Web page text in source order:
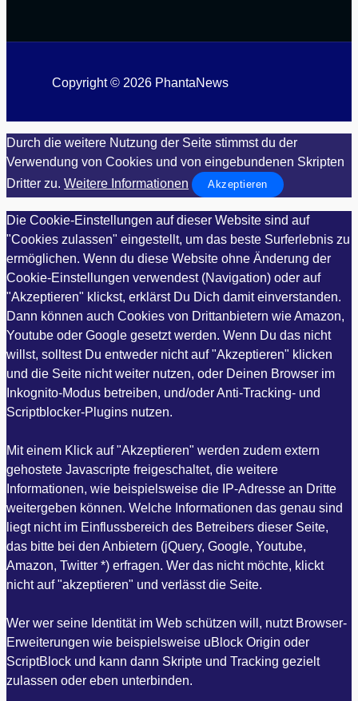
Copyright © 2026 PhantaNews
Durch die weitere Nutzung der Seite stimmst du der
Verwendung von Cookies und von eingebundenen Skripten
Dritter zu. Weitere Informationen Akzeptieren
Die Cookie-Einstellungen auf dieser Website sind auf
"Cookies zulassen" eingestellt, um das beste Surferlebnis zu
ermöglichen. Wenn du diese Website ohne Änderung der
Cookie-Einstellungen verwendest (Navigation) oder auf
"Akzeptieren" klickst, erklärst Du Dich damit einverstanden.
Dann können auch Cookies von Drittanbietern wie Amazon,
Youtube oder Google gesetzt werden. Wenn Du das nicht
willst, solltest Du entweder nicht auf "Akzeptieren" klicken
und die Seite nicht weiter nutzen, oder Deinen Browser im
Inkognito-Modus betreiben, und/oder Anti-Tracking- und
Scriptblocker-Plugins nutzen.
Mit einem Klick auf "Akzeptieren" werden zudem extern
gehostete Javascripte freigeschaltet, die weitere
Informationen, wie beispielsweise die IP-Adresse an Dritte
weitergeben können. Welche Informationen das genau sind
liegt nicht im Einflussbereich des Betreibers dieser Seite,
das bitte bei den Anbietern (jQuery, Google, Youtube,
Amazon, Twitter *) erfragen. Wer das nicht möchte, klickt
nicht auf "akzeptieren" und verlässt die Seite.
Wer wer seine Identität im Web schützen will, nutzt Browser-
Erweiterungen wie beispielsweise uBlock Origin oder
ScriptBlock und kann dann Skripte und Tracking gezielt
zulassen oder eben unterbinden.